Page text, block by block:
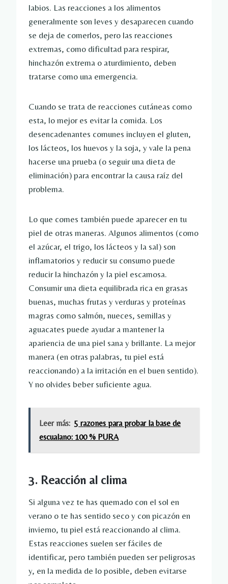
labios. Las reacciones a los alimentos
generalmente son leves y desaparecen cuando
se deja de comerlos, pero las reacciones
extremas, como dificultad para respirar,
hinchazón extrema o aturdimiento, deben
tratarse como una emergencia.
Cuando se trata de reacciones cutáneas como
esta, lo mejor es evitar la comida. Los
desencadenantes comunes incluyen el gluten,
los lácteos, los huevos y la soja, y vale la pena
hacerse una prueba (o seguir una dieta de
eliminación) para encontrar la causa raíz del
problema.
Lo que comes también puede aparecer en tu
piel de otras maneras. Algunos alimentos (como
el azúcar, el trigo, los lácteos y la sal) son
inflamatorios y reducir su consumo puede
reducir la hinchazón y la piel escamosa.
Consumir una dieta equilibrada rica en grasas
buenas, muchas frutas y verduras y proteínas
magras como salmón, nueces, semillas y
aguacates puede ayudar a mantener la
apariencia de una piel sana y brillante. La mejor
manera (en otras palabras, tu piel está
reaccionando) a la irritación en el buen sentido).
Y no olvides beber suficiente agua.
Leer más: 5 razones para probar la base de
escualano: 100 % PURA
3. Reacción al clima
Si alguna vez te has quemado con el sol en
verano o te has sentido seco y con picazón en
invierno, tu piel está reaccionando al clima.
Estas reacciones suelen ser fáciles de
identificar, pero también pueden ser peligrosas
y, en la medida de lo posible, deben evitarse